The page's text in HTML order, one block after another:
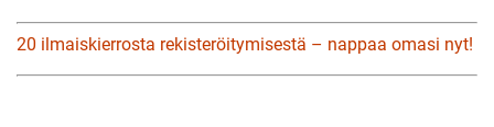
20 ilmaiskierrosta rekisteröitymisestä – nappaa omasi nyt!